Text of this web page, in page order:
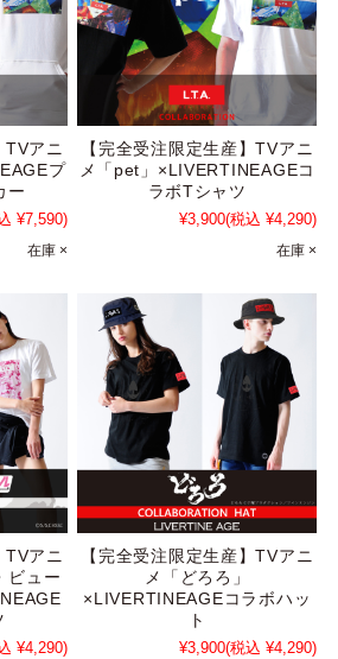
TVアニ
プ
ー
¥7,590)
在庫 ×
【完全受注限定生産】TVアニ
メ「pet」×LIVERTINEAGEコ
ラボTシャツ
¥3,900(税込 ¥4,290)
在庫 ×
TVアニ
ビュー
¥4,290)
【完全受注限定生産】TVアニ
メ「どろろ」
×LIVERTINEAGEコラボハッ
ト
¥3,900(税込 ¥4,290)